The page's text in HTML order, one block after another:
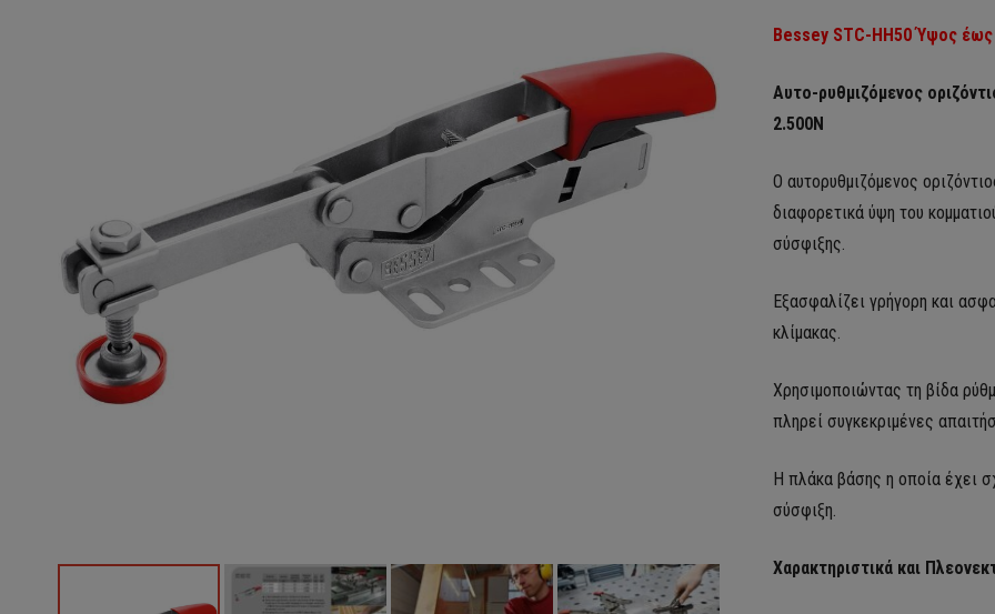
Bessey STC-HH50 Ύψος έως
Αυτο-ρυθμιζόμενος
2.500N
Ο αυτορυθμιζόμενος
διαφορετικά ύψη του
σύσφιξης.
Εξασφαλίζει γρήγορη και
κλίμακας.
Χρησιμοποιώντας τη βίδα
πληρεί συγκεκριμένες
Η πλάκα βάσης η οποία έχει
σύσφιξη.
Χαρακτηριστικά και